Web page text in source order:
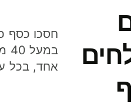
אחד, בכל